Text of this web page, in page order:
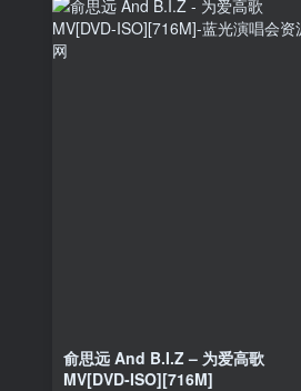
俞思远 And B.I.Z – 为爱高歌
MV[DVD-ISO][716M]